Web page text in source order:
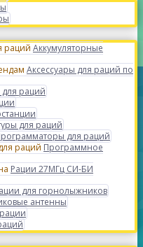
Аккумуляторные
Аксессуары для раций по
раций
для раций
для раций
Программное
Рации 27МГц СИ-БИ
для горнолыжников
антенны